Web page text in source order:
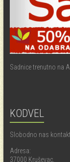
Sadnice trenutno na
KODVEL
Slobodno nas
Adresa:
37000 Kruševac,